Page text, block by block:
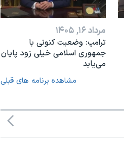
مرداد ۱۶, ۱۴۰۵
ترامپ: وضعیت کنونی با
جمهوری اسلامی خیلی زود پایان
می‌یابد
مشاهده برنامه های قبلی